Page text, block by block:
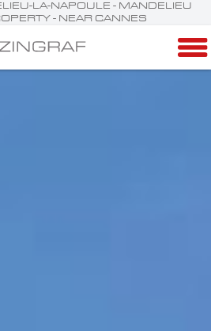
LA-NAPOULE - MANDELIEU
- NEAR CANNES